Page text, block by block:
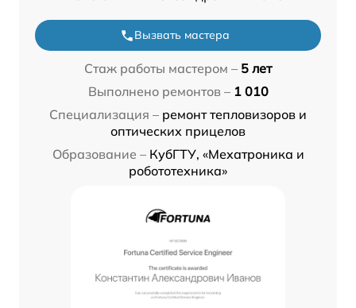
Вызвать мастера
Стаж работы мастером – 5 лет
Выполнено ремонтов – 1 010
Специализация – ремонт тепловизоров и
оптических прицелов
Образование – КубГТУ, «Мехатроника и
робототехника»